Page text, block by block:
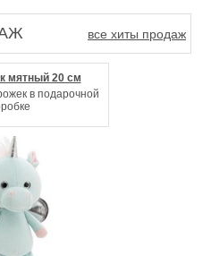
все хиты продаж
мятный 20 см
в подарочной